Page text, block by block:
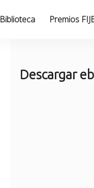
Biblioteca Premios
Descargar